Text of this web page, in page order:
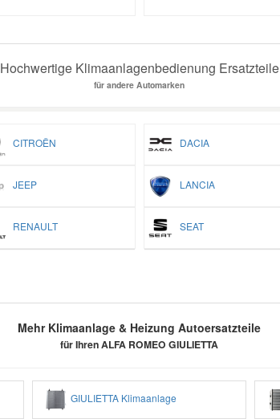
Hochwertige Klimaanlagenbedienung Ersatzteile
für andere Automarken
CITROËN DACIA
JEEP LANCIA
RENAULT SEAT
Mehr Klimaanlage & Heizung Autoersatzteile
für Ihren ALFA ROMEO GIULIETTA
GIULIETTA Klimaanlage